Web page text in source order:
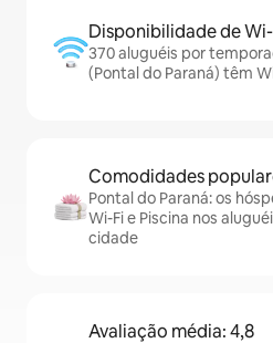
Disponibilidade de
370 aluguéis por
(Pontal do Paraná) têm
Comodidades
Pontal do Paraná: os
Wi-Fi e Piscina nos
cidade
Avaliação média: 4,8